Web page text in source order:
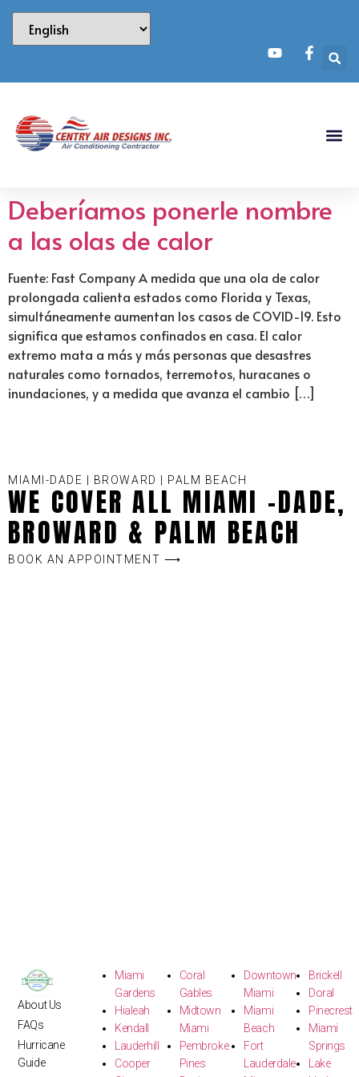
Deberíamos ponerle nombre
a las olas de calor
Fuente: Fast Company A medida que una ola de calor
prolongada calienta estados como Florida y Texas,
simultáneamente aumentan los casos de COVID-19. Esto
significa que estamos confinados en casa. El calor
extremo mata a más y más personas que desastres
naturales como tornados, terremotos, huracanes o
inundaciones, y a medida que avanza el cambio […]
MIAMI-DADE | BROWARD | PALM BEACH
WE COVER ALL MIAMI -DADE,
BROWARD & PALM BEACH
BOOK AN APPOINTMENT ⟶
About Us
FAQs
Hurricane
Guide
Miami
Gardens
Hialeah
Kendall
Lauderhill
Cooper
Coral
Gables
Midtown
Miami
Pembroke
Pines
Downtown
Miami
Miami
Beach
Fort
Lauderdale
Brickell
Doral
Pinecrest
Miami
Springs
Lake